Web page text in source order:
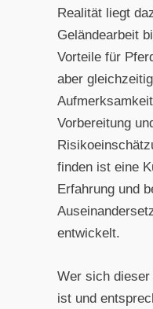
Realität liegt
Geländearbeit
Vorteile für
aber
Vorbereitung
finden ist eine
Erfahrung und
entwickelt.
Wer sich
ist und